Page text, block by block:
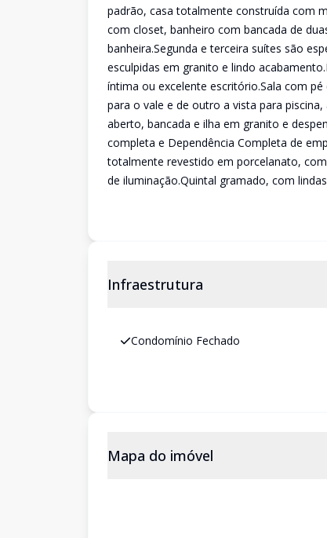
padrão, casa totalmente construída com
com closet, banheiro com bancada de
banheira.Segunda e terceira suítes são
esculpidas em granito e lindo
íntima ou excelente escritório.Sala com
para o vale e de outro a vista para
aberto, bancada e ilha em granito e
completa e Dependência Completa de
totalmente revestido em porcelanato,
de iluminação.Quintal gramado, com
Infraestrutura
Condomínio Fechado
Mapa do imóvel